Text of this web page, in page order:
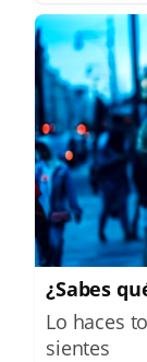
¿Sabes
Lo haces
sientes